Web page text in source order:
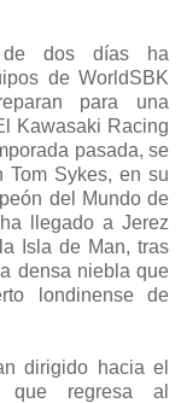
de dos días ha
de WorldSBK
para una
Kawasaki Racing
pasada, se
Tom Sykes, en su
del Mundo de
llegado a Jerez
Isla de Man, tras
densa niebla que
londinense de
dirigido hacia el
que regresa al